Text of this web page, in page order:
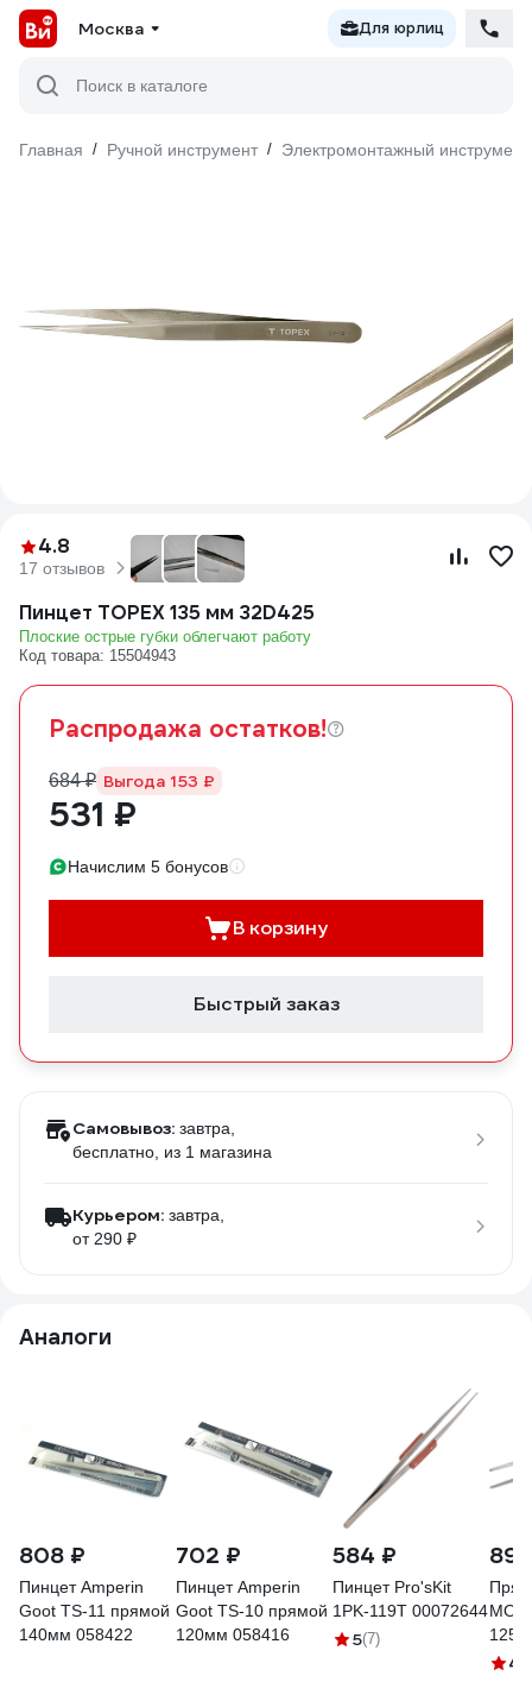
Москва Для юрлиц
Поиск в каталоге
Главная / Ручной инструмент / Электромонтажный инструмент
4.8
17 отзывов
Пинцет TOPEX 135 мм 32D425
Плоские острые губки облегчают работу
Код товара: 15504943
Распродажа остатков!
684 ₽ Выгода 153 ₽
531 ₽
Начислим 5 бонусов
В корзину
Быстрый заказ
Самовывоз: завтра,
бесплатно , из 1 магазина
Курьером: завтра,
от 290 ₽
Аналоги
808 ₽
Пинцет Amperin
Goot TS-11 прямой
140мм 058422
702 ₽
Пинцет Amperin
Goot TS-10 прямой
120мм 058416
584 ₽
Пинцет Pro'sKit
1PK-119T 00072644
5(7)
89
125
4.5